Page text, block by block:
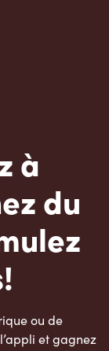
à
du
ou de
et gagnez